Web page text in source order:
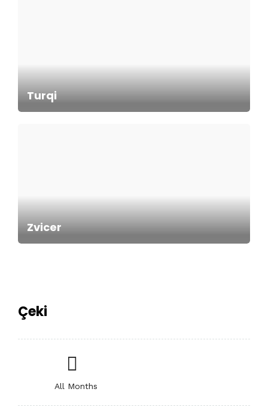
Turqi
Zvicer
Çeki
All Months